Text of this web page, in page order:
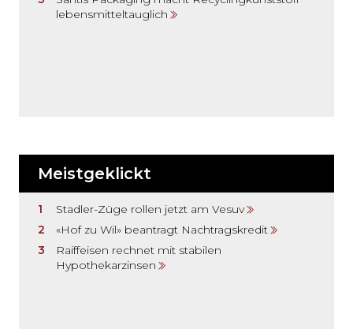
lebensmitteltauglich
Meistgeklickt
Stadler-Züge rollen jetzt am Vesuv
«Hof zu Wil» beantragt Nachtragskredit
Raiffeisen rechnet mit stabilen
Hypothekarzinsen